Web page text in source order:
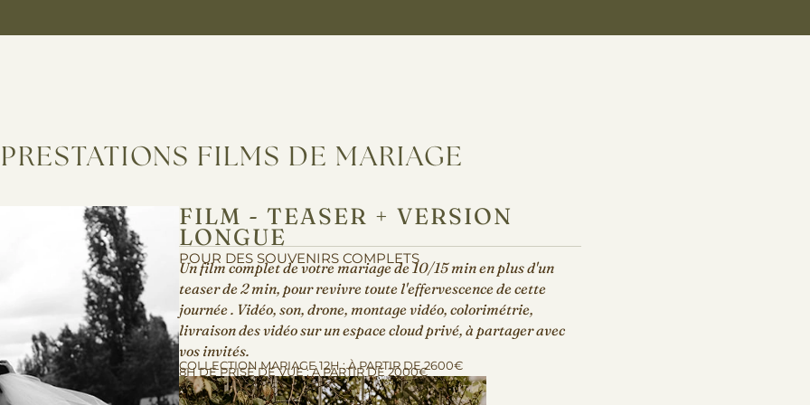
FILMS DE MARIAGE
FILM - TEASER + VERSION
LONGUE
POUR DES SOUVENIRS COMPLETS
Un film complet de votre mariage de 10/15 min en plus d'un
teaser de 2 min, pour revivre toute l'effervescence de cette
journée . Vidéo, son, drone, montage vidéo, colorimétrie,
livraison des vidéo sur un espace cloud privé, à partager avec
vos invités.
8H DE PRISE DE VUE : À PARTIR DE 2000€
COLLECTION MARIAGE 12H : À PARTIR DE 2600€